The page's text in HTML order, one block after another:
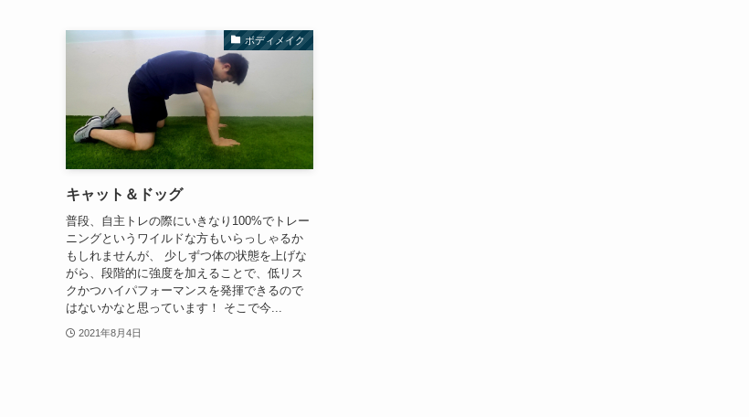
ボディメイク
キャット＆ドッグ
普段、自主トレの際にいきなり100%でトレー
ニングというワイルドな方もいらっしゃるか
もしれませんが、 少しずつ体の状態を上げな
がら、段階的に強度を加えることで、低リス
クかつハイパフォーマンスを発揮できるので
はないかなと思っています！ そこで今...
2021年8月4日